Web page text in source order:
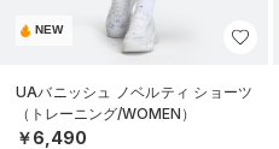
NEW
UAバニッシュ ノベルティ ショーツ
（トレーニング/WOMEN）
￥6,490